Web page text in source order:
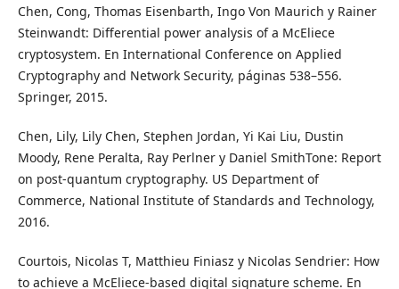
Chen, Cong, Thomas Eisenbarth, Ingo Von Maurich y Rainer
Steinwandt: Differential power analysis of a McEliece
cryptosystem. En International Conference on Applied
Cryptography and Network Security, páginas 538–556.
Springer, 2015.
Chen, Lily, Lily Chen, Stephen Jordan, Yi Kai Liu, Dustin
Moody, Rene Peralta, Ray Perlner y Daniel SmithTone: Report
on post-quantum cryptography. US Department of
Commerce, National Institute of Standards and Technology,
2016.
Courtois, Nicolas T, Matthieu Finiasz y Nicolas Sendrier: How
to achieve a McEliece-based digital signature scheme. En